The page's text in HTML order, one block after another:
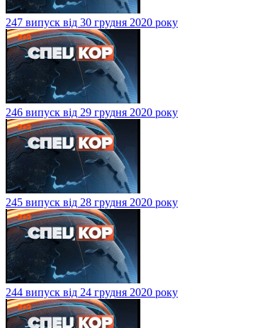
247 випуск від 30 грудня 2020 року
246 випуск від 29 грудня 2020 року
245 випуск від 28 грудня 2020 року
244 випуск від 24 грудня 2020 року